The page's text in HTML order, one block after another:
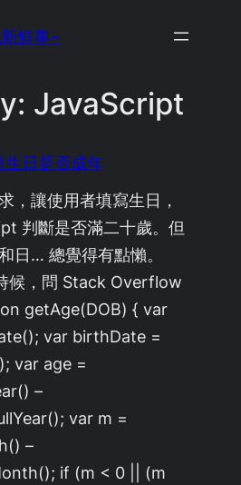
鮮事~
JavaScript
日是否成年
，讓使用者填寫生日，
判斷是否滿二十歲。但
日… 總覺得有點懶。
候，問 Stack Overflow
getAge(DOB) { var
var birthDate =
var age =
–
var m =
–
if (m < 0 || (m